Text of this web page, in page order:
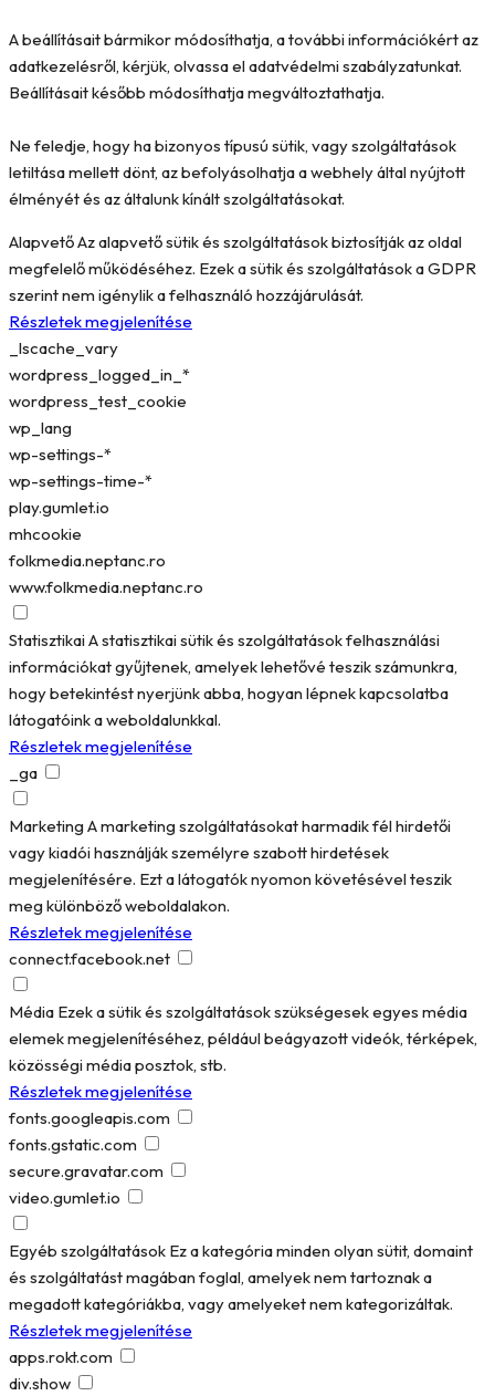
A beállításait bármikor módosíthatja, a további információkért az
adatkezelésről, kérjük, olvassa el adatvédelmi szabályzatunkat.
Beállításait később módosíthatja megváltoztathatja.
Ne feledje, hogy ha bizonyos típusú sütik, vagy szolgáltatások
letiltása mellett dönt, az befolyásolhatja a webhely által nyújtott
élményét és az általunk kínált szolgáltatásokat.
AlapvetőAz alapvető sütik és szolgáltatások biztosítják az oldal
megfelelő működéséhez. Ezek a sütik és szolgáltatások a GDPR
szerint nem igénylik a felhasználó hozzájárulását.
Részletek megjelenítése
_lscache_vary
wordpress_logged_in_*
wordpress_test_cookie
wp_lang
wp-settings-*
wp-settings-time-*
play.gumlet.io
mhcookie
folkmedia.neptanc.ro
www.folkmedia.neptanc.ro
StatisztikaiA statisztikai sütik és szolgáltatások felhasználási
információkat gyűjtenek, amelyek lehetővé teszik számunkra,
hogy betekintést nyerjünk abba, hogyan lépnek kapcsolatba
látogatóink a weboldalunkkal.
Részletek megjelenítése
_ga
Marketing A marketing szolgáltatásokat harmadik fél hirdetői
vagy kiadói használják személyre szabott hirdetések
megjelenítésére. Ezt a látogatók nyomon követésével teszik
meg különböző weboldalakon.
Részletek megjelenítése
connect.facebook.net
Média Ezek a sütik és szolgáltatások szükségesek egyes média
elemek megjelenítéséhez, például beágyazott videók, térképek,
közösségi média posztok, stb.
Részletek megjelenítése
fonts.googleapis.com
fonts.gstatic.com
secure.gravatar.com
video.gumlet.io
Egyéb szolgáltatások Ez a kategória minden olyan sütit, domaint
és szolgáltatást magában foglal, amelyek nem tartoznak a
megadott kategóriákba, vagy amelyeket nem kategorizáltak.
Részletek megjelenítése
apps.rokt.com
div.show